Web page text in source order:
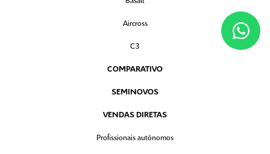
Aircross
C3
COMPARATIVO
SEMINOVOS
VENDAS DIRETAS
Profissionais autônomos